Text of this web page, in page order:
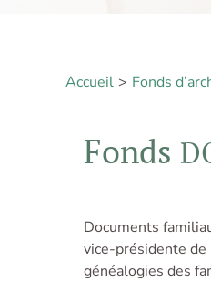
Accueil Fonds
Fonds
Documents
vice-présidente de
généalogies des